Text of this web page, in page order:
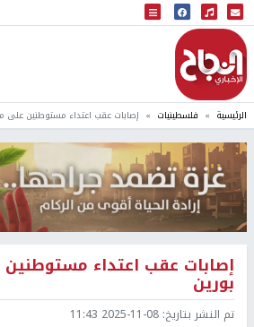
البث المباشر
إذاعة النجاح
الرئيسية فلسطينيات إصابات عقب اعتداء مستوطنين على
إصابات عقب اعتداء
بورين
تم النشر بتاريخ: 2025-11-08 11:43